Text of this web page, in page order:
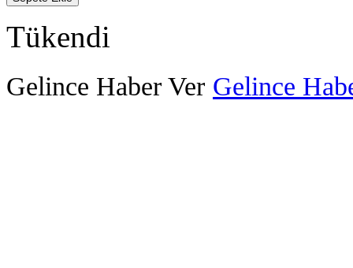
Tükendi
Gelince Haber Ver Gelince